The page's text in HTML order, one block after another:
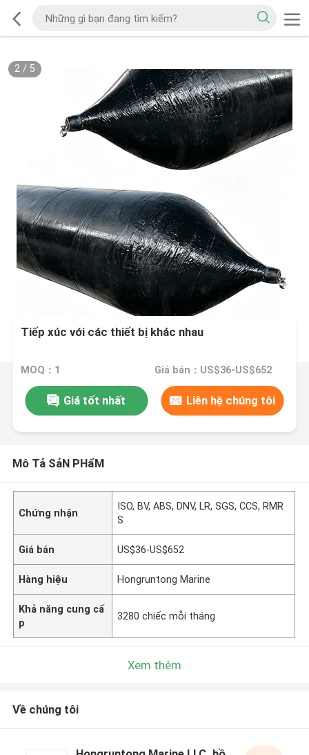
2/ 5
Tiếp xúc với các thiết bị khác nhau
MOQ：1 Giá bán：US$36-US$652
Giá tốt nhất Liên hệ chúng tôi
Mô Tả SảN PHẩM
Chứng nhận
ISO, BV, ABS, DNV, LR, SGS, CCS, RMR
S
Giá bán US$36-US$652
Hàng hiệu Hongruntong Marine
Khả năng cung cấ
p
3280 chiếc mỗi tháng
Xem thêm
Về chúng tôi